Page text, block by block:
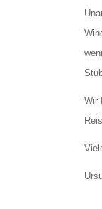
Wir